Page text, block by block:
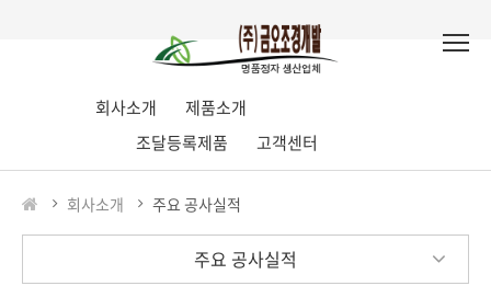
회사소개
제품소개
조달등록제품
고객센터
회사소개 주요 공사실적
주요 공사실적